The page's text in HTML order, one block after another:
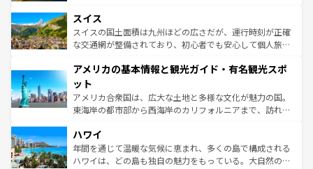
れる地方に足を運ぶとそれぞれで全く異なる文化を体験で
きるだろう。 なお、新着のフランス情報はコンテンツ一覧
を参照してほしい。
は、お酒好きな人にはぜひ体験してほしい。 なお、新着の
ドイツ情報はコンテンツ一覧を参照してほしい。
リアごとに異なる魅力がある。また、優雅なアフタヌーン
ティー、ビール好きにはたまらない英国パブ、サッカー観
戦など、本場だからこそできる体験も豊富。イギリスを旅
ンツ一覧を参照してほしい。
スイス
スイスの国土面積は九州ほどの広さだが、運行時刻が正確
な交通網が整備されており、初心者でも安心して個人旅行
の建物がそのまま残る町や、スイスならではのユニークな
博物館もあり、アルプス観光だけでなく町歩きも満喫する
ことができる。国民の所得が高いため物価も高いが、旅行
者向けの交通パス提供のサービスもあり、うまく活用すれ
着のスイス情報は
アメリカの基本情報と観光ガイド・有名観光スポ
ット
アメリカ合衆国は、広大な土地と多様な文化が魅力の国。
東海岸の都市部から西海岸のカリフォルニアまで、訪れる
のような巨大都市は、観光、ショッピング、エンターテイ
ンメントが詰まった刺激的なスポットだ。一方、アメリカ
西部には大自然が広がり、グランドキャニオンやイエロー
ハワイ
年間を通じて温暖な気候に恵まれ、多くの島で構成される
ハワイは、どの島も独自の魅力をもっている。大自然の神